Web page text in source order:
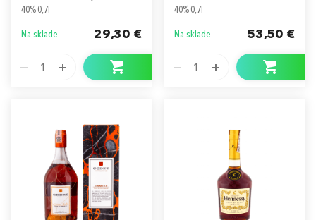
40% 0,7l
Na sklade 29,30 €
1
40% 0,7l
Na sklade 53,50 €
1